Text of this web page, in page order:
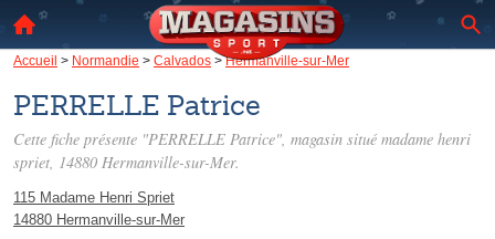
Accueil > Normandie > Calvados >Hermanville-sur-Mer
PERRELLE Patrice
Cette fiche présente "PERRELLE Patrice", magasin situé madame henri
spriet, 14880 Hermanville-sur-Mer.
115 Madame Henri Spriet
14880 Hermanville-sur-Mer